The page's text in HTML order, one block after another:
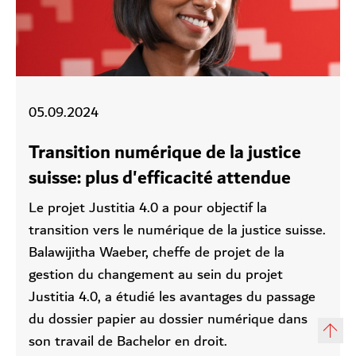
05.09.2024
Transition numérique de la justice
suisse: plus d'efficacité attendue
Le projet Justitia 4.0 a pour objectif la
transition vers le numérique de la justice suisse.
Balawijitha Waeber, cheffe de projet de la
gestion du changement au sein du projet
Justitia 4.0, a étudié les avantages du passage
du dossier papier au dossier numérique dans
son travail de Bachelor en droit.